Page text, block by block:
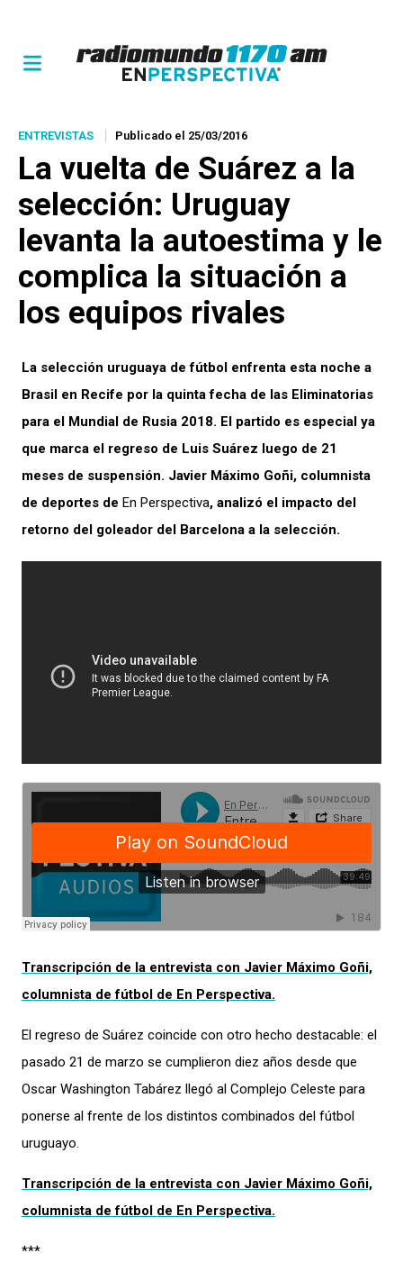
ENTREVISTAS Publicado el 25/03/2016
La vuelta de Suárez a la
selección: Uruguay
levanta la autoestima y le
complica la situación a
los equipos rivales
La selección uruguaya de fútbol enfrenta esta noche a
Brasil en Recife por la quinta fecha de las Eliminatorias
para el Mundial de Rusia 2018. El partido es especial ya
que marca el regreso de Luis Suárez luego de 21
meses de suspensión. Javier Máximo Goñi, columnista
de deportes de En Perspectiva, analizó el impacto del
retorno del goleador del Barcelona a la selección.
Transcripción de la entrevista con Javier Máximo Goñi,
columnista de fútbol de En Perspectiva.
El regreso de Suárez coincide con otro hecho destacable: el
pasado 21 de marzo se cumplieron diez años desde que
Oscar Washington Tabárez llegó al Complejo Celeste para
ponerse al frente de los distintos combinados del fútbol
uruguayo.
Transcripción de la entrevista con Javier Máximo Goñi,
columnista de fútbol de En Perspectiva.
***